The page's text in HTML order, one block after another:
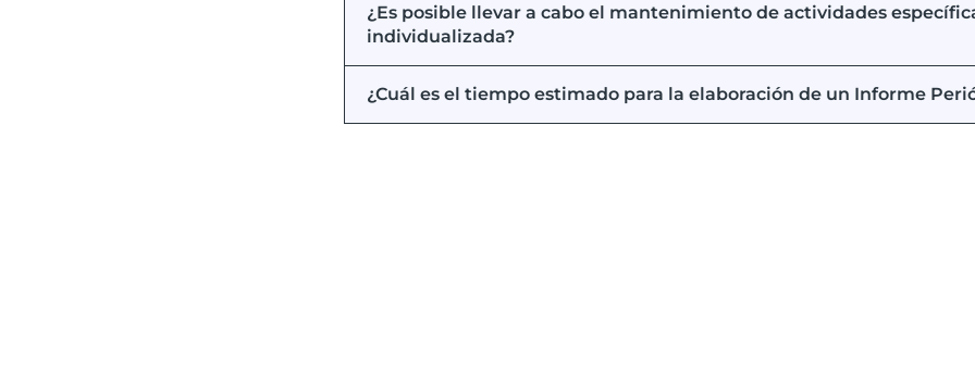
¿Es posible llevar a cabo el mantenimiento de actividades
individualizada?
¿Cuál es el tiempo estimado para la elaboración de un Informe